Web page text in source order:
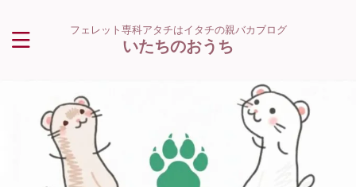
フェレット専科アタチはイタチの親バカブログ
いたちのおうち